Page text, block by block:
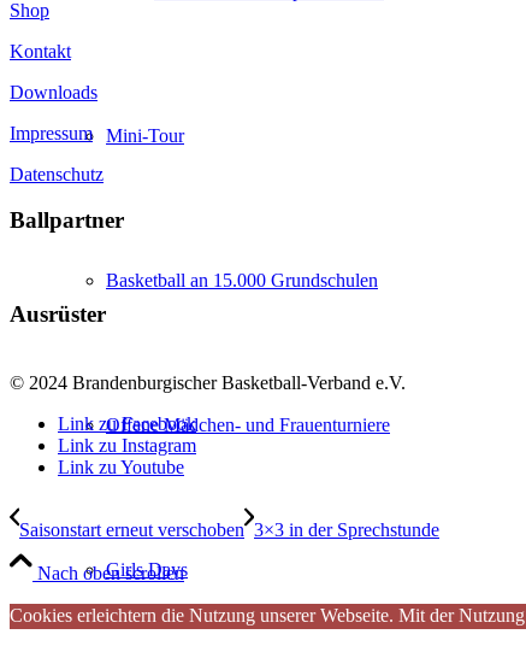
Mini-Tour
Basketball an 15.000 Grundschulen
Offene Mädchen- und Frauenturniere
Girls Days
Shop
Kontakt
Downloads
Impressum
Datenschutz
Ballpartner
Ausrüster
© 2024 Brandenburgischer Basketball-Verband e.V.
Link zu Facebook
Link zu Instagram
Link zu Youtube
Saisonstart erneut verschoben 3×3 in der Sprechstunde
Nach oben scrollen
Cookies erleichtern die Nutzung unserer Webseite. Mit der